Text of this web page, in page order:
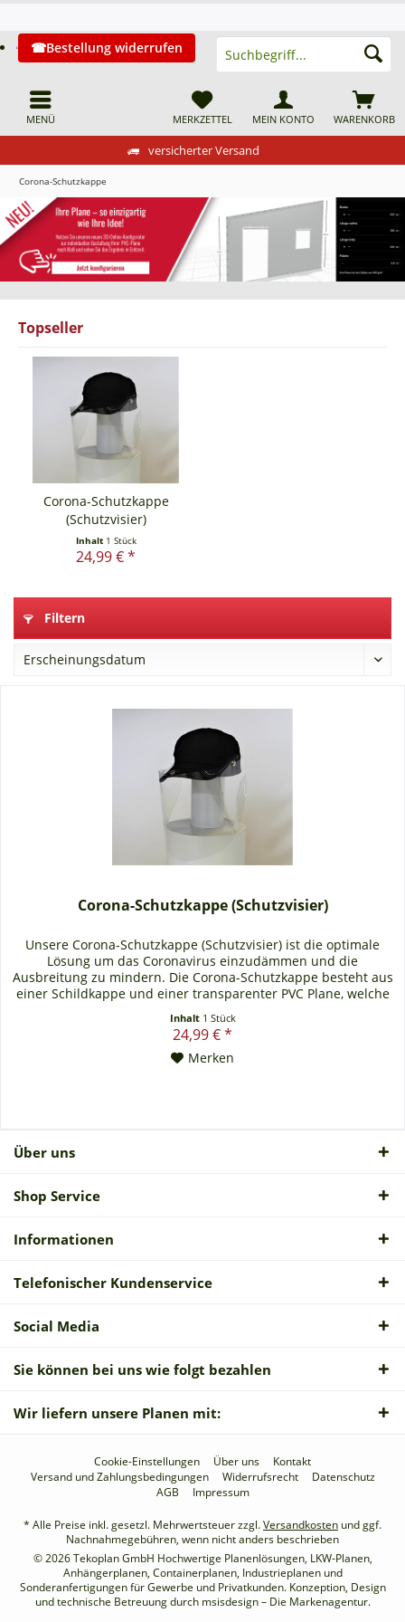
versicherter Versand
MENÜ
Bestellung widerrufen
WARENKORB
MERKZETTEL MEIN KONTO
Corona-Schutzkappe
Topseller
Corona-Schutzkappe
(Schutzvisier)
Inhalt 1 Stück
24,99 € *
Filtern
Corona-Schutzkappe (Schutzvisier)
Unsere Corona-Schutzkappe (Schutzvisier) ist die optimale
Lösung um das Coronavirus einzudämmen und die
Ausbreitung zu mindern. Die Corona-Schutzkappe besteht aus
einer Schildkappe und einer transparenter PVC Plane, welche
herunterhängende transparente PVC Plane wird der Kontakt
zwischen Händen und den Schleimhäuten...
Inhalt 1 Stück
24,99 € *
Merken
Über uns
Shop Service
Informationen
Telefonischer Kundenservice
Social Media
Sie können bei uns wie folgt bezahlen
Wir liefern unsere Planen mit:
Cookie-Einstellungen Über uns
Kontakt
Versand und Zahlungsbedingungen
Widerrufsrecht
Datenschutz
AGB
Impressum
* Alle Preise inkl. gesetzl. Mehrwertsteuer zzgl.Versandkosten und ggf.
Nachnahmegebühren, wenn nicht anders beschrieben
© 2026 Tekoplan GmbH Hochwertige Planenlösungen, LKW-Planen,
Anhängerplanen, Containerplanen, Industrieplanen und
Sonderanfertigungen für Gewerbe und Privatkunden. Konzeption, Design
und technische Betreuung durch msisdesign – Die Markenagentur.